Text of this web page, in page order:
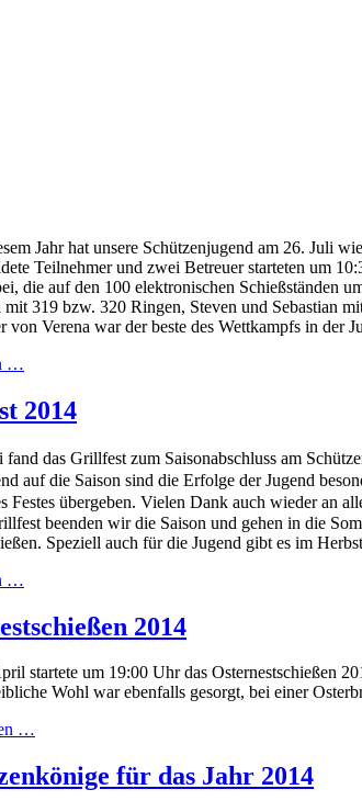
Jahr hat unsere Schützenjugend am 26. Juli
Teilnehmer und zwei Betreuer starteten um
die auf den 100 elektronischen Schießständen
mit 319 bzw. 320 Ringen, Steven und Sebastian
von Verena war der beste des Wettkampfs in der
…
2014
fand das Grillfest zum Saisonabschluss am
auf die Saison sind die Erfolge der Jugend
Festes übergeben. Vielen Dank auch wieder an
beenden wir die Saison und gehen in die
Speziell auch für die Jugend gibt es im
…
2014
startete um 19:00 Uhr das Osternestschießen
Wohl war ebenfalls gesorgt, bei einer
…
für das Jahr 2014